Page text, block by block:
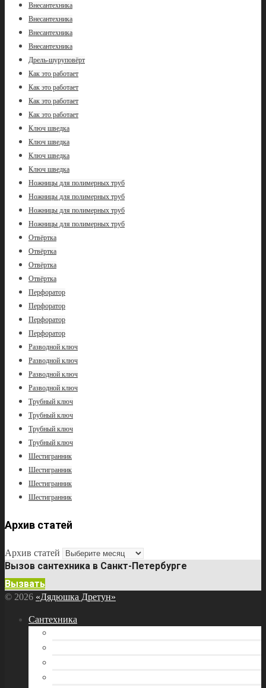
Внесантехника
Внесантехника
Внесантехника
Внесантехника
Дрель-шуруповёрт
Как это работает
Как это работает
Как это работает
Как это работает
Ключ шведка
Ключ шведка
Ключ шведка
Ключ шведка
Ножницы для полимерных труб
Ножницы для полимерных труб
Ножницы для полимерных труб
Ножницы для полимерных труб
Отвёртка
Отвёртка
Отвёртка
Отвёртка
Перфоратор
Перфоратор
Перфоратор
Перфоратор
Разводной ключ
Разводной ключ
Разводной ключ
Разводной ключ
Трубный ключ
Трубный ключ
Трубный ключ
Трубный ключ
Шестигранник
Шестигранник
Шестигранник
Шестигранник
Архив статей
Архив статей
Вызов сантехника в Санкт-Петербурге
Вызвать
© 2026 «Дядюшка Дретун»
Сантехника